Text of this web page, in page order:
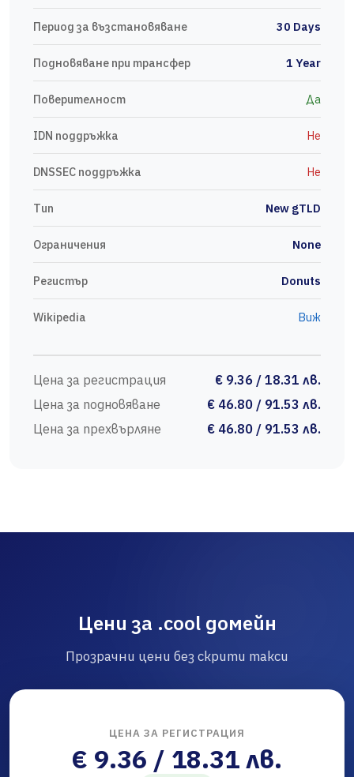
Период за възстановяване 30 Days
Подновяване при трансфер 1 Year
Поверителност Да
IDN поддръжка Не
DNSSEC поддръжка Не
Тип New gTLD
Ограничения None
Регистър Donuts
Wikipedia Виж
Цена за регистрация
€ 9.36 / 18.31 лв.
Цена за подновяване
€ 46.80 / 91.53 лв.
Цена за прехвърляне
€ 46.80 / 91.53 лв.
Цени за .cool домейн
Прозрачни цени без скрити такси
ЦЕНА ЗА РЕГИСТРАЦИЯ
€ 9.36 / 18.31 лв.